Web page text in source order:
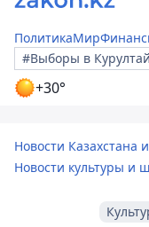
ПолитикаМир
#Выборы в Курултай
+30°
Новости Казахстана
Новости культуры и